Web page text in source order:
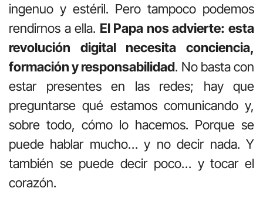
ingenuo y estéril. Pero tampoco podemos
rendirnos a ella. El Papa nos advierte: esta
revolución digital necesita conciencia,
formación y responsabilidad. No basta con
estar presentes en las redes; hay que
preguntarse qué estamos comunicando y,
sobre todo, cómo lo hacemos. Porque se
puede hablar mucho… y no decir nada. Y
también se puede decir poco… y tocar el
corazón.